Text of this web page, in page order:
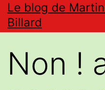
Aller
au
Le blog de
Billard
Non !